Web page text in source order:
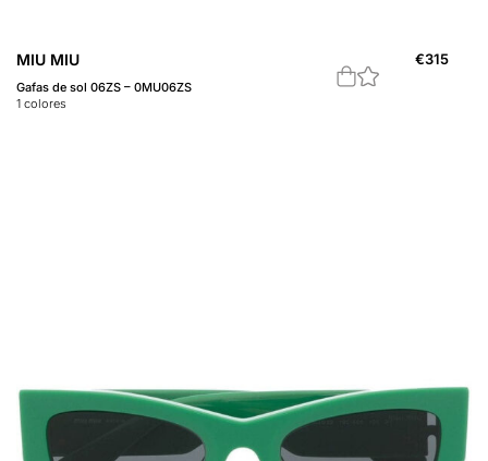
MIU MIU
Gafas de sol 06ZS – 0MU06ZS
1 colores
€315